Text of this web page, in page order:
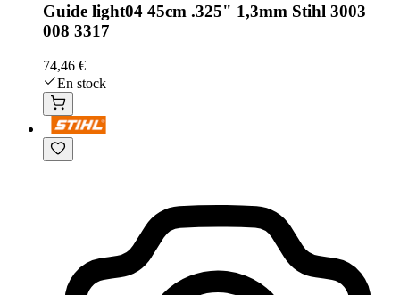
Guide light04 45cm .325" 1,3mm Stihl 3003
008 3317
74,46 €
En stock